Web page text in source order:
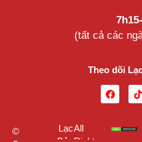
(tất cả các
Theo dõi
©
LạcAll